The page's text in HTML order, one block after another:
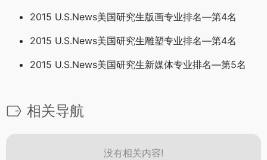
2015 U.S.News美国研究生版画专业排名—第4名
2015 U.S.News美国研究生雕塑专业排名—第4名
2015 U.S.News美国研究生新媒体专业排名—第5名
相关导航
没有相关内容!